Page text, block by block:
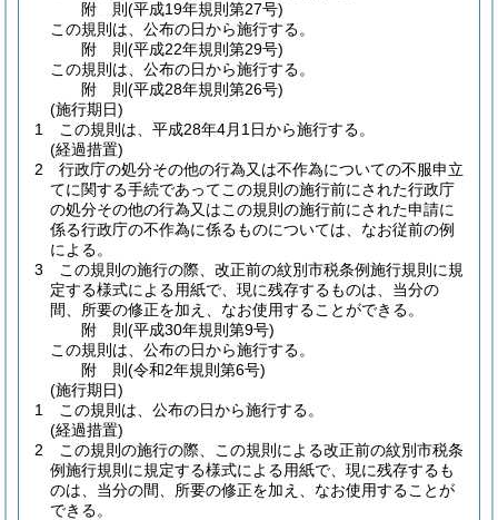
附 則(平成19年規則第27号)
この規則は、公布の日から施行する。
附 則(平成22年規則第29号)
この規則は、公布の日から施行する。
附 則(平成28年規則第26号)
(施行期日)
1
この規則は、平成28年4月1日から施行する。
(経過措置)
2
行政庁の処分その他の行為又は不作為についての不服申立
てに関する手続であってこの規則の施行前にされた行政庁
の処分その他の行為又はこの規則の施行前にされた申請に
係る行政庁の不作為に係るものについては、なお従前の例
による。
3
この規則の施行の際、改正前の紋別市税条例施行規則に規
定する様式による用紙で、現に残存するものは、当分の
間、所要の修正を加え、なお使用することができる。
附 則(平成30年規則第9号)
この規則は、公布の日から施行する。
附 則(令和2年規則第6号)
(施行期日)
1
この規則は、公布の日から施行する。
(経過措置)
2
この規則の施行の際、この規則による改正前の紋別市税条
例施行規則に規定する様式による用紙で、現に残存するも
のは、当分の間、所要の修正を加え、なお使用することが
できる。